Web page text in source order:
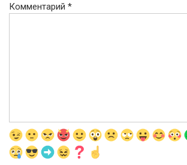
Комментарий *